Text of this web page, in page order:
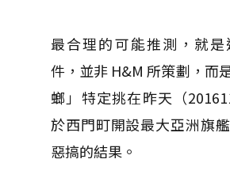
最合理的可能推測，就
件，並非 H&M 所策劃，而
螂」特定挑在昨天（
於西門町開設最大亞洲旗
惡搞的結果。